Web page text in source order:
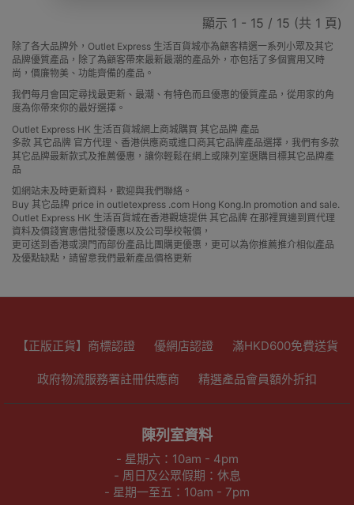
顯示 1 - 15 / 15 (共 1 頁)
除了各大品牌外，Outlet Express 生活百貨城亦為顧客精選一系列小眾及其它
品牌優質產品，除了為顧客帶來最新最潮的產品外，亦包括了多個實用又時
尚，價廉物美、功能齊備的產品。
我們每月會固定尋找最更新、最潮、有特色而且優惠的優質產品，從用家的角
度為你帶來你的最好選擇。
Outlet Express HK 生活百貨城網上商城購買 其它品牌 產品
多款 其它品牌 官方代理、香港供應商或進口商其它品牌產品選擇，我們有多款
其它品牌最新款式及推薦優惠，讓你輕鬆在網上或陳列室選購目標其它品牌產
品
如網站未及時更新資料，歡迎與我們聯絡。
Buy 其它品牌 price in outletexpress .com Hong Kong.In promotion and sale.
Outlet Express HK 生活百貨城在香港觀塘提供 其它品牌 在那裡買邊到買代理
資料及價錢實惠借批發優惠以及公司學校報價，
更可送到香港或澳門而部份產品比團購更優惠，更可以為你推薦推介相似產品
及優點缺點，請留意我們最新產品價格更新
【正版正貨】商標認證 優網店認證 滿HKD600免費送貨
政府物流服務署註冊供應商 精選產品會員額外折扣
陳列室資料
- 星期六：10am - 4pm
- 周日及公眾假期：休息
- 星期一至五：10am - 7pm